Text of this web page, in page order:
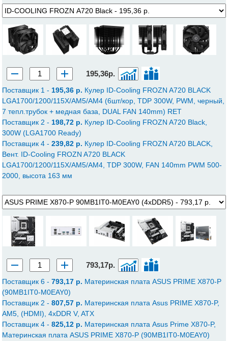
195,36р.
Поставщик 1 - 195,36 p. Кулер ID-Cooling FROZN A720 BLACK
LGA1700/1200/115X/AM5/AM4 (6шт/кор, TDP 300W, PWM, черный,
7 тепл.трубок + медная база, DUAL FAN 140mm) RET
Поставщик 2 - 198,72 p. Кулер ID-Cooling FROZN A720 Black,
300W (LGA1700 Ready)
Поставщик 4 -239,82 p. Кулер ID-Cooling FROZN A720 BLACK,
Вент. ID-Cooling FROZN A720 BLACK
LGA1700/1200/115X/AM5/AM4, TDP 300W, FAN 140mm PWM 500-
2000, высота 163 мм
793,17р.
Поставщик 6 -793,17 p. Материнская плата ASUS PRIME X870-P
(90MB1IT0-M0EAY0)
Поставщик 2 -807,57 p. Материнская плата Asus PRIME X870-P,
AM5, (HDMI), 4xDDR V, ATX
Поставщик 4 -825,12 p. Материнская плата Asus Prime X870-P,
Материнская плата ASUS PRIME X870-P (90MB1IT0-M0EAY0)